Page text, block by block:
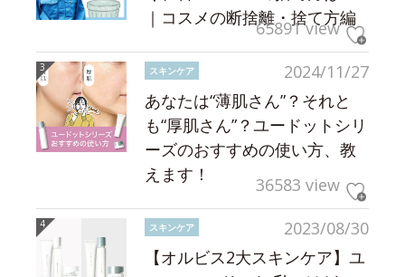
｜コスメの断捨離・捨て方編
65891 view
2024/11/27
スキンケア
あなたは“薄肌さん”？それと
も“厚肌さん”？ユードットシリ
ーズのおすすめの使い方、教
えます！
36583 view
2023/08/30
スキンケア
【オルビス2大スキンケア】ユ